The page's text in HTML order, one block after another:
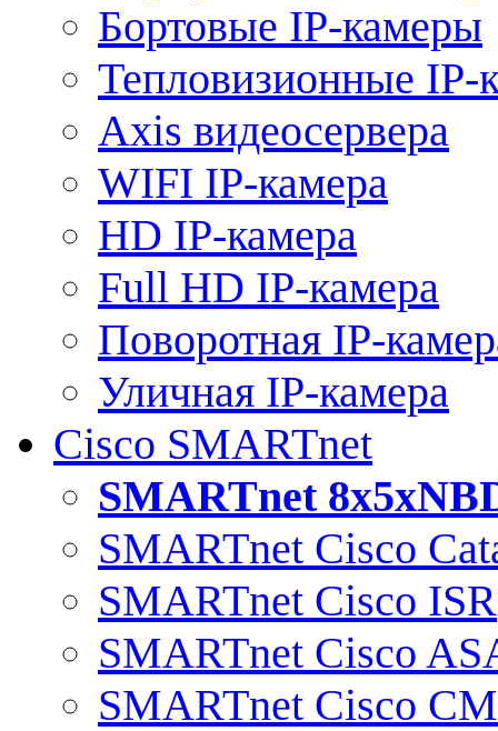
Бортовые IP-камеры
Тепловизионные IP-
Axis видеосервера
WIFI IP-камера
HD IP-камера
Full HD IP-камера
Поворотная IP-
Уличная IP-камера
Cisco SMARTnet
SMARTnet
SMARTnet Cisco
SMARTnet Cisco ISR
SMARTnet Cisco
SMARTnet Cisco